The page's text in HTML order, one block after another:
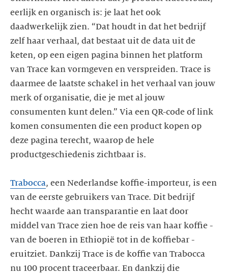
eerlijk en organisch is: je laat het ook
daadwerkelijk zien. “Dat houdt in dat het bedrijf
zelf haar verhaal, dat bestaat uit de data uit de
keten, op een eigen pagina binnen het platform
van Trace kan vormgeven en verspreiden. Trace is
daarmee de laatste schakel in het verhaal van jouw
merk of organisatie, die je met al jouw
consumenten kunt delen.” Via een QR-code of link
komen consumenten die een product kopen op
deze pagina terecht, waarop de hele
productgeschiedenis zichtbaar is.
Trabocca, een Nederlandse koffie-importeur, is een
van de eerste gebruikers van Trace. Dit bedrijf
hecht waarde aan transparantie en laat door
middel van Trace zien hoe de reis van haar koffie -
van de boeren in Ethiopië tot in de koffiebar -
eruitziet. Dankzij Trace is de koffie van Trabocca
nu 100 procent traceerbaar. En dankzij die